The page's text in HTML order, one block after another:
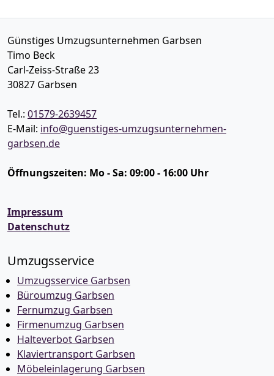
Günstiges Umzugsunternehmen Garbsen
Timo Beck
Carl-Zeiss-Straße 23
30827 Garbsen
Tel.: 01579-2639457
E-Mail: info@guenstiges-umzugsunternehmen-
garbsen.de
Öffnungszeiten: Mo - Sa: 09:00 - 16:00 Uhr
Impressum
Datenschutz
Umzugsservice
Umzugsservice Garbsen
Büroumzug Garbsen
Fernumzug Garbsen
Firmenumzug Garbsen
Halteverbot Garbsen
Klaviertransport Garbsen
Möbeleinlagerung Garbsen